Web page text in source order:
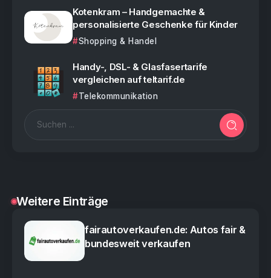
Kotenkram – Handgemachte &
personalisierte Geschenke für Kinder
Shopping & Handel
Handy-, DSL- & Glasfasertarife
vergleichen auf teltarif.de
Telekommunikation
Weitere Einträge
fairautoverkaufen.de: Autos fair &
bundesweit verkaufen